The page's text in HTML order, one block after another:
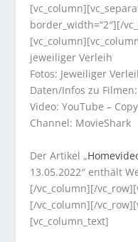
border_width=“2″][/
jeweiliger Verleih
Fotos: Jeweiliger
Daten/Infos zu
Video: YouTube –
Channel: MovieShark
Der Artikel „
13.05.2022″ enthält
[/vc_column][/
[/vc_column][/
[vc_column_text]